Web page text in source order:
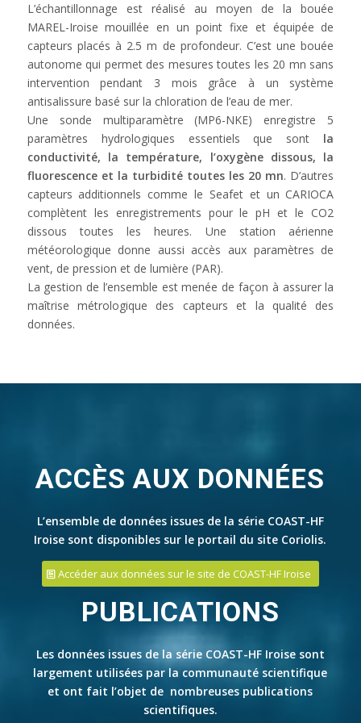
L’échantillonnage est réalisé au moyen de la bouée
MAREL-Iroise mouillée en un point fixe et équipée de
capteurs placés à 2.5 m de profondeur. C’est une bouée
autonome qui permet des mesures toutes les 20 mn sans
intervention pendant 3 mois grâce à un système
antisalissure basé sur la chloration de l’eau de mer.
Une sonde multiparamètre (MP6-NKE) enregistre 5
paramètres hydrologiques essentiels que sont la
conductivité, la température, l’oxygène dissous, la
fluorescence et la turbidité toutes les 20 mn. D’autres
capteurs additionnels comme le Seafet et un CARIOCA
complètent les enregistrements pour le pH et le CO2
dissous toutes les heures. Une station aérienne
météorologique donne aussi accès aux paramètres de
vent, de pression et de lumière (PAR).
La gestion de l’ensemble est menée de façon à assurer la
maîtrise métrologique des capteurs et la qualité des
données.
ACCÈS AUX DONNÉES
L’ensemble de données issues de la série COAST-HF
Iroise sont disponibles sur le portail du site Coriolis.
Accéder aux données sur le site de COAST-HF Iroise
PUBLICATIONS
Les données issues de la série COAST-HF Iroise sont
largement utilisées par la communauté scientifique
et ont fait l’objet de nombreuses publications
scientifiques.